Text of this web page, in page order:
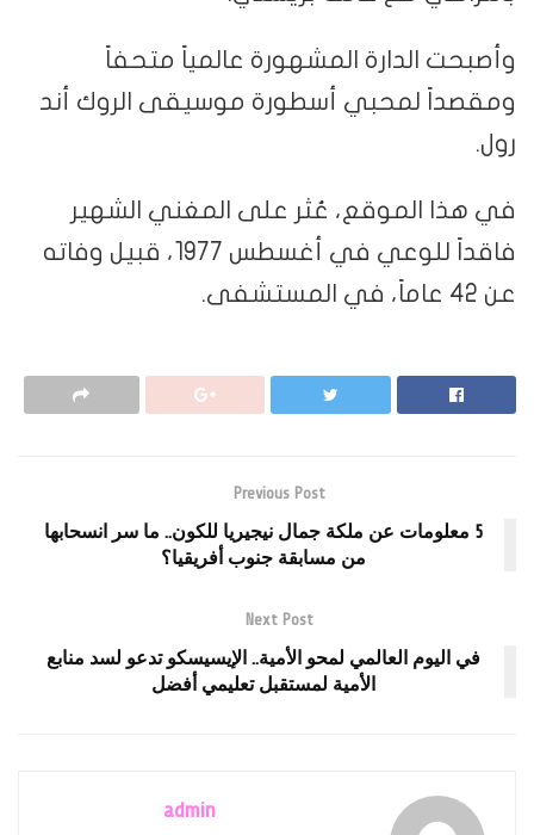
وأصبحت الدارة المشهورة عالمياً متحفاً
ومقصداً لمحبي أسطورة موسيقى الروك أند
رول.
في هذا الموقع، عُثر على المغني الشهير
فاقداً للوعي في أغسطس 1977، قبيل وفاته
عن 42 عاماً، في المستشفى.
Previous Post
5 معلومات عن ملكة جمال نيجيريا للكون.. ما سر انسحابها
من مسابقة جنوب أفريقيا؟
Next Post
في اليوم العالمي لمحو الأمية.. الإيسيسكو تدعو لسد منابع
الأمية لمستقبل تعليمي أفضل
admin